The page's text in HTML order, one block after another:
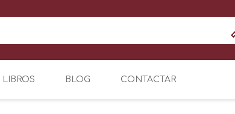
LIBROS BLOG CONTACTAR